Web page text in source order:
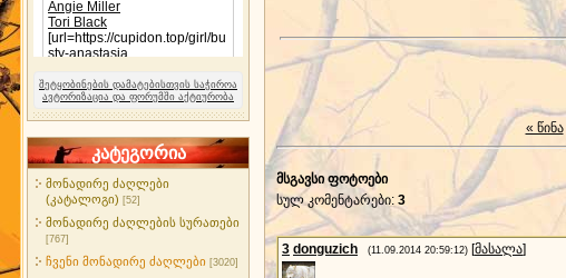
შეტყობინების დამატებისთვის საჭიროა
ავტორიზაცია და ფორუმში აქტიურობა
კატეგორია
მონადირე ძაღლები
(კატალოგი) [52]
მონადირე ძაღლების სურათები
[767]
ჩვენი მონადირე ძაღლები [3020]
« წინა
მსგავსი ფოტოები
სულ კომენტარები: 3
3 donguzich (11.09.2014 20:59:12) [მასალა]